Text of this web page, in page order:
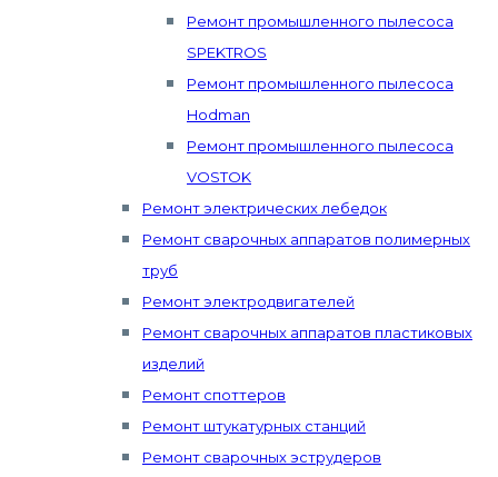
Ремонт промышленного пылесоса
SPEKTROS
Ремонт промышленного пылесоса
Hodman
Ремонт промышленного пылесоса
VOSTOK
Ремонт электрических лебедок
Ремонт сварочных аппаратов полимерных
труб
Ремонт электродвигателей
Ремонт сварочных аппаратов пластиковых
изделий
Ремонт споттеров
Ремонт штукатурных станций
Ремонт сварочных эструдеров